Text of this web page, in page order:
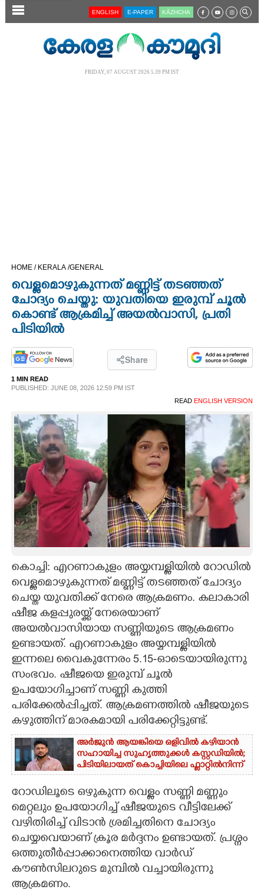
SECTIONS
OPINION
LIFESTYLE
INFO+
ART
ASTRO
CARTOONS
LITERATURE
ZOOM
CONTACT US
ENGLISH E-PAPER KĀZHCHA
FRIDAY, 07 AUGUST 2026 5.39 PM IST
HOME / KERALA /GENERAL
വെള്ളമൊഴുകുന്നത് മണ്ണിട്ട് തടഞ്ഞത്
ചോദ്യം ചെയ്തു: യുവതിയെ ഇരുമ്പ് ചൂൽ
കൊണ്ട് ആക്രമിച്ച് അയൽവാസി,​ പ്രതി
പിടിയിൽ
Share
1 MIN READ
PUBLISHED: JUNE 08, 2026 12:59 PM IST
READ ENGLISH VERSION
കൊച്ചി: എറണാകുളം അയ്യമ്പള്ളിയിൽ റോഡിൽ
വെള്ളമൊഴുകുന്നത് മണ്ണിട്ട് തടഞ്ഞത് ചോദ്യം
ചെയ്ത യുവതിക്ക് നേരെ ആക്രമണം. കലാകാരി
ഷീജ കളപ്പുരയ്ക്ക് നേരെയാണ്
അയൽവാസിയായ സണ്ണിയുടെ ആക്രമണം
ഉണ്ടായത്. എറണാകുളം അയ്യമ്പള്ളിയിൽ
ഇന്നലെ വൈകുന്നേരം 5.15-ഓടെയായിരുന്നു
സംഭവം. ഷീജയെ ഇരുമ്പ് ചൂൽ
ഉപയോഗിച്ചാണ് സണ്ണി കുത്തി
പരിക്കേൽപ്പിച്ചത്. ആക്രമണത്തിൽ ഷീജയുടെ
കഴുത്തിന് മാരകമായി പരിക്കേറ്റിട്ടുണ്ട്.
അർജുൻ ആയങ്കിയെ ഒളിവിൽ കഴിയാൻ
സഹായിച്ച സുഹൃത്തുക്കൾ കസ്റ്റഡിയിൽ;
പിടിയിലായത് കൊച്ചിയിലെ ഫ്ലാറ്റിൽനിന്ന്
റോ‌ഡിലൂടെ ഒഴുകുന്ന വെള്ളം സണ്ണി മണ്ണും
മെറ്റലും ഉപയോഗിച്ച് ഷീജയുടെ വീട്ടിലേക്ക്
വഴിതിരിച്ച് വിടാൻ ശ്രമിച്ചതിനെ ചോദ്യം
ചെയ്യവെയാണ് ക്രൂര മർദ്ദനം ഉണ്ടായത്. പ്രശ്നം
ഒത്തുതീർപ്പാക്കാനെത്തിയ വാർ‌‌ഡ്
കൗൺസിലറുടെ മുമ്പിൽ വച്ചായിരുന്നു
ആക്രമണം.